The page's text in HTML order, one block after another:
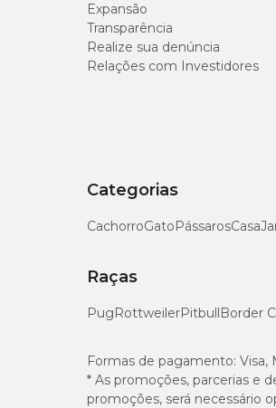
Matéria Fibrosa (máx.)
Matéria Mineral (máx.)
Fósforo (mín.)
Metionina (mín.)
Expansão
Transparência
Realize sua denúncia
Relações com Investidores
Categorias
CachorroGatoPássarosCasa
Raças
PugRottweilerPitbullBorder
Formas de pagamento: Visa,
* As promoções, parcerias e
promoções, será necessário